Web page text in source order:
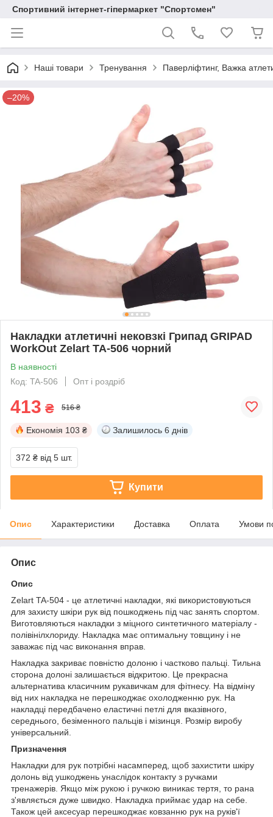
Спортивний інтернет-гіпермаркет "Спортсмен"
Наші товари Тренування Паверліфтинг, Важка
–20%
Накладки атлетичні нековзкі Грипад GRIPAD
WorkOut Zelart TA-506 чорний
В наявності
Код: TA-506
Опт і роздріб
413 ₴ 516 ₴
Економія 103 ₴ Залишилось 6 днів
372 ₴ від 5 шт.
Купити
Опис Характеристики Доставка Оплата Умови
Опис
Опис
Zelart TA-504 - це атлетичні накладки, які використовуються
для захисту шкіри рук від пошкоджень під час занять спортом.
Виготовляються накладки з міцного синтетичного матеріалу -
полівінілхлориду. Накладка має оптимальну товщину і не
заважає під час виконання вправ.
Накладка закриває повністю долоню і частково пальці. Тильна
сторона долоні залишається відкритою. Це прекрасна
альтернатива класичним рукавичкам для фітнесу. На відміну
від них накладка не перешкоджає охолодженню рук. На
накладці передбачено еластичні петлі для вказівного,
середнього, безіменного пальців і мізинця. Розмір виробу
універсальний.
Призначення
Накладки для рук потрібні насамперед, щоб захистити шкіру
долонь від ушкоджень унаслідок контакту з ручками
тренажерів. Якщо між рукою і ручкою виникає тертя, то рана
з'являється дуже швидко. Накладка приймає удар на себе.
Також цей аксесуар перешкоджає ковзанню рук на руків'ї